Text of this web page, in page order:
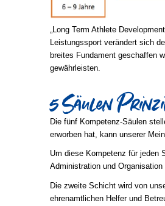
„Long Term Athlete
Leistungssport verändert sich
breites Fundament geschaffen
gewährleisten.
5 Säulen
Die fünf Kompetenz-Säulen
erworben hat, kann unserer
Um diese Kompetenz für jeden
Administration und Organisation
Die zweite Schicht wird von
ehrenamtlichen Helfer und